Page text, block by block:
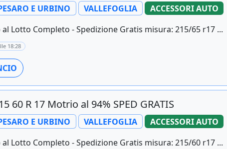
E URBINO VALLEFOGLIA
ACCESSORI AUTO
Lotto Completo - Spedizione Gratis misura: 215/65 r17 ...
18:28
60 R 17 Motrio al 94% SPED GRATIS
E URBINO VALLEFOGLIA
ACCESSORI AUTO
Lotto Completo - Spedizione Gratis misura: 215/60 r17 ...